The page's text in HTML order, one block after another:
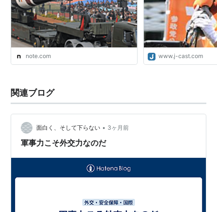
力）を確保、他国から核攻撃を受けない立場の獲得を目
指す。
核抑止は、（先制核使用を放棄していない）超大国含め
ほぼすべての核保有国（および核保有を目指す大国）が
確保しようとするものである。
のであり、したがって敵国主要都市・工業地帯に重大な
損害を与える能力を保持しておれば、「核攻撃を仕掛け
る→敵国壊滅→報復で自国も壊滅→じゃあ核攻撃はやめ
よう」という図式が成立することになる。
核抑止戦略が機能するためには、政治的な意思
（数量では表せない）だけでなく、以下の2つの条
敵国のミサイル攻撃に破壊されることのない核
note.com www.j-cast.com
関連ブログ
面白く、そして下らない • 3ヶ月前
軍事力こそ外交力なのだ